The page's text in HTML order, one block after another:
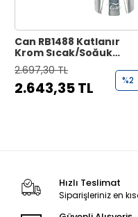
Can RB1488 Katlanır
Krom Sıcak/Soğuk
Switchli Karavan
Musluk
2.697,30 TL
2.643,35 TL %2
Hızlı Teslimat
Siparişleriniz en